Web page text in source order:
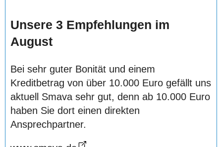
Unsere 3 Empfehlungen im
August
Bei sehr guter Bonität und einem
Kreditbetrag von über 10.000 Euro gefällt uns
aktuell Smava sehr gut, denn ab 10.000 Euro
haben Sie dort einen direkten
Ansprechpartner.